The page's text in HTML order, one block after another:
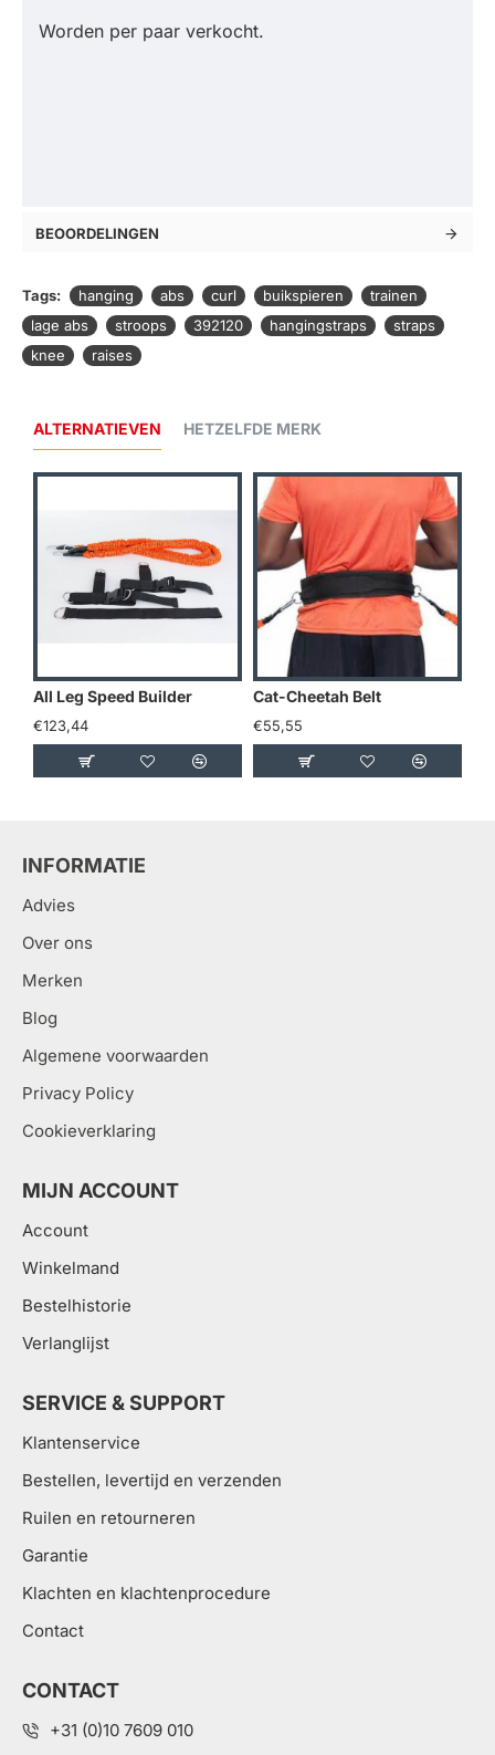
Worden per paar verkocht.
BEOORDELINGEN
Tags: hanging abs curl buikspieren
trainen
lage abs
stroops 392120 hangingstraps
straps
knee
raises
ALTERNATIEVEN HETZELFDE MERK
All Leg Speed Builder
€123,44
Cat-Cheetah Belt
€55,55
INFORMATIE
Advies
Over ons
Merken
Blog
Algemene voorwaarden
Privacy Policy
Cookieverklaring
MIJN ACCOUNT
Account
Winkelmand
Bestelhistorie
Verlanglijst
SERVICE & SUPPORT
Klantenservice
Bestellen, levertijd en verzenden
Ruilen en retourneren
Garantie
Klachten en klachtenprocedure
Contact
CONTACT
+31 (0)10 7609 010